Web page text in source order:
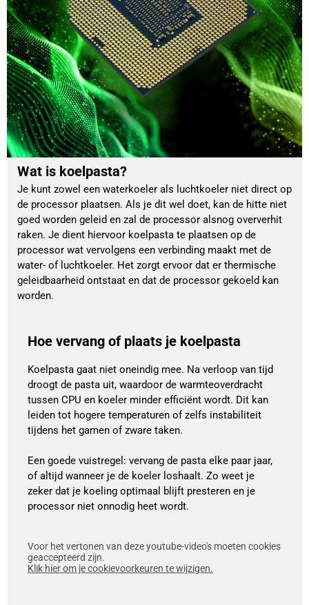
Wat is koelpasta?
Je kunt zowel een waterkoeler als luchtkoeler niet direct op
de processor plaatsen. Als je dit wel doet, kan de hitte niet
goed worden geleid en zal de processor alsnog oververhit
raken. Je dient hiervoor koelpasta te plaatsen op de
processor wat vervolgens een verbinding maakt met de
water- of luchtkoeler. Het zorgt ervoor dat er thermische
geleidbaarheid ontstaat en dat de processor gekoeld kan
worden.
Hoe vervang of plaats je koelpasta
Koelpasta gaat niet oneindig mee. Na verloop van tijd
droogt de pasta uit, waardoor de warmteoverdracht
tussen CPU en koeler minder efficiënt wordt. Dit kan
leiden tot hogere temperaturen of zelfs instabiliteit
tijdens het gamen of zware taken.
Een goede vuistregel: vervang de pasta elke paar jaar,
of altijd wanneer je de koeler loshaalt. Zo weet je
zeker dat je koeling optimaal blijft presteren en je
processor niet onnodig heet wordt.
Voor het vertonen van deze youtube-video's moeten cookies
geaccepteerd zijn.
Klik hier om je cookievoorkeuren te wijzigen.